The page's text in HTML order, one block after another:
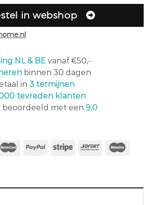
in webshop
NL & BE vanaf €50,-
binnen 30 dagen
in 3 termijnen
tevreden klanten
beoordeeld met een 9.0